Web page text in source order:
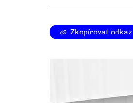
Zkopírovat odkaz